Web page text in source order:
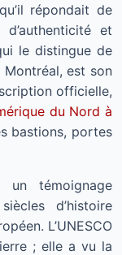
répondait de
et
le distingue de
est son
officielle,
du Nord à
bastions, portes
un témoignage
d’histoire
L’UNESCO
; elle a vu la